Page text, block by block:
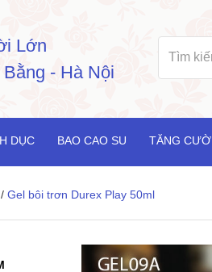
Lớn
- Hà Nội
DỤC BAO CAO SU TĂNG
/ Gel bôi trơn Durex Play 50ml